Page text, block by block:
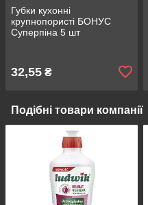
Губки кухонні
крупнопористі БОНУС
Суперпіна 5 шт
32,55 ₴
Подібні товари компанії